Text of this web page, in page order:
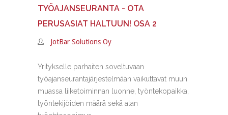
TYÖAJANSEURANTA - OTA
PERUSASIAT HALTUUN! OSA 2
JotBar Solutions Oy
Yritykselle parhaiten soveltuvaan
työajanseurantajärjestelmään vaikuttavat muun
muassa liiketoiminnan luonne, työntekopaikka,
työntekijöiden määrä sekä alan